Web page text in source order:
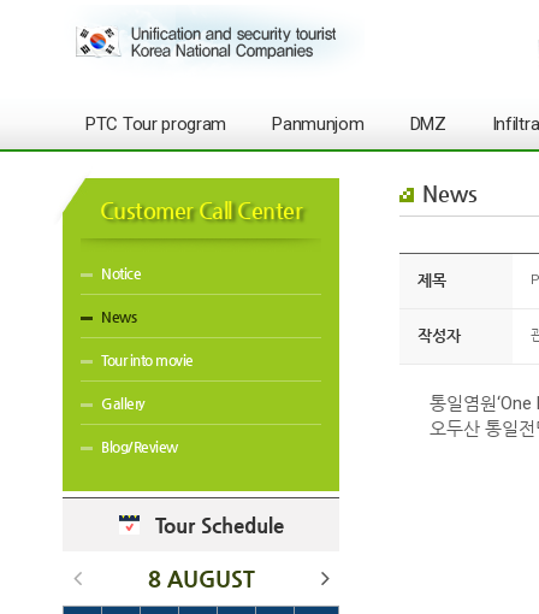
PTC Tour program Panmunjom DMZ
Customer Call Center
Notice
News
Tour into movie
Gallery
Blog/Review
Tour Schedule
8 AUGUST
News
제목
작성자
통일염원
오두산 통일